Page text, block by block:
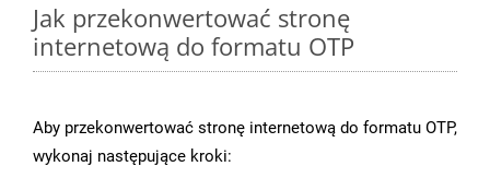
Jak przekonwertować stronę
internetową do formatu OTP
Aby przekonwertować stronę internetową do formatu OTP,
wykonaj następujące kroki: